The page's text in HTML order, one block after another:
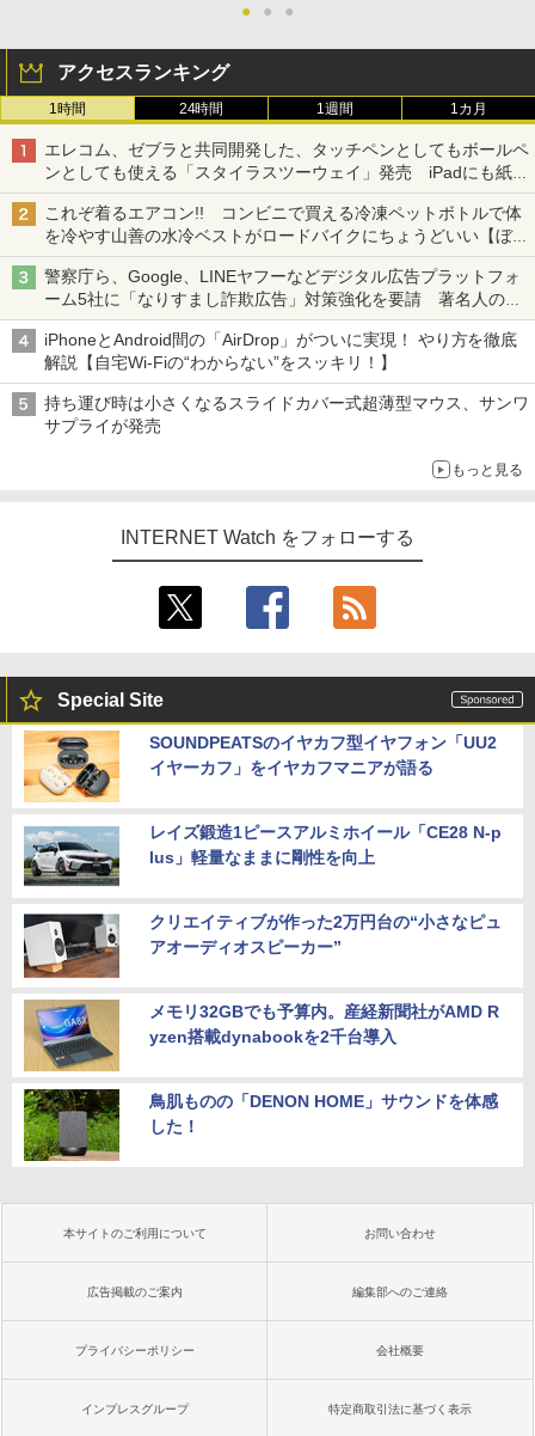
● ● ●
アクセスランキング
1時間 24時間 1週間 1カ月
エレコム、ゼブラと共同開発した、タッチペンとしてもボールペ
ンとしても使える「スタイラスツーウェイ」発売 iPadにも紙に
も、持ち替えずに書き込める
これぞ着るエアコン!! コンビニで買える冷凍ペットボトルで体
を冷やす山善の水冷ベストがロードバイクにちょうどいい【ぼっ
ち・ざ・ろーど！その14】【空いた時間でなにしてる？】
警察庁ら、Google、LINEヤフーなどデジタル広告プラットフォ
ーム5社に「なりすまし詐欺広告」対策強化を要請 著名人の写
真や映像を使った投資詐欺などへの対策として
iPhoneとAndroid間の「AirDrop」がついに実現！ やり方を徹底
解説【自宅Wi-Fiの“わからない”をスッキリ！】
持ち運び時は小さくなるスライドカバー式超薄型マウス、サンワ
サプライが発売
もっと見る
INTERNET Watch をフォローする
Special Site
SOUNDPEATSのイヤカフ型イヤフォン「UU2
イヤーカフ」をイヤカフマニアが語る
レイズ鍛造1ピースアルミホイール「CE28 N-p
lus」軽量なままに剛性を向上
クリエイティブが作った2万円台の“小さなピュ
アオーディオスピーカー”
メモリ32GBでも予算内。産経新聞社がAMD R
yzen搭載dynabookを2千台導入
鳥肌ものの「DENON HOME」サウンドを体感
した！
本サイトのご利用について お問い合わせ
広告掲載のご案内 編集部へのご連絡
プライバシーポリシー 会社概要
インプレスグループ 特定商取引法に基づく表示